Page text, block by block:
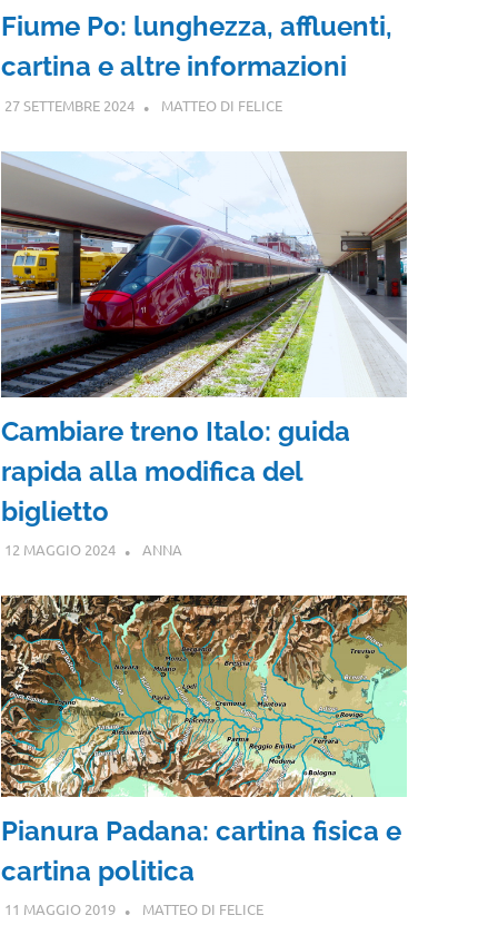
Fiume Po: lunghezza, affluenti,
cartina e altre informazioni
27 SETTEMBRE 2024 MATTEO DI FELICE
Cambiare treno Italo: guida
rapida alla modifica del
biglietto
12 MAGGIO 2024 ANNA
Pianura Padana: cartina fisica e
cartina politica
11 MAGGIO 2019 MATTEO DI FELICE